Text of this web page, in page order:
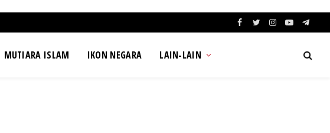
Facebook
TwitterInstagram
YouTube
MUTIARA ISLAM IKON NEGARA LAIN-LAIN